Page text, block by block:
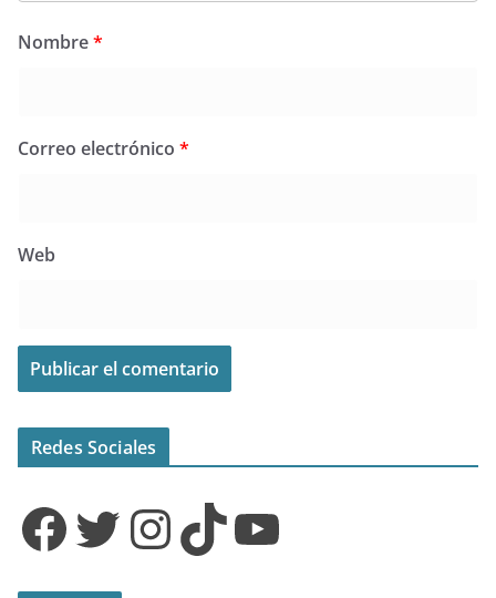
Nombre*
Correo electrónico *
Web
Redes Sociales
Facebook Twitter InstagramTikTok YouTube